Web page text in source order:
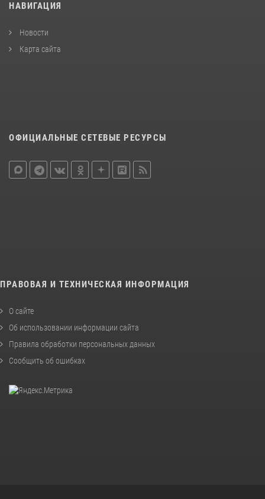
НАВИГАЦИЯ
Новости
Карта сайта
ОФИЦИАЛЬНЫЕ СЕТЕВЫЕ РЕСУРСЫ
ПРАВОВАЯ И ТЕХНИЧЕСКАЯ ИНФОРМАЦИЯ
О сайте
Об использовании информации сайта
Правила обработки персональных данных
Сообщить об ошибках